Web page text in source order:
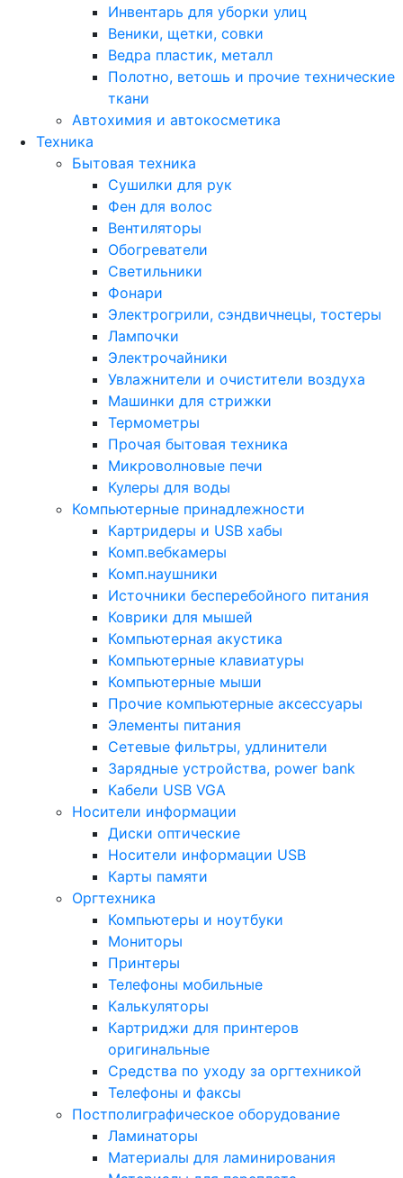
Инвентарь для уборки улиц
Веники, щетки, совки
Ведра пластик, металл
Полотно, ветошь и прочие технические
ткани
Автохимия и автокосметика
Техника
Бытовая техника
Сушилки для рук
Фен для волос
Вентиляторы
Обогреватели
Светильники
Фонари
Электрогрили, сэндвичнецы, тостеры
Лампочки
Электрочайники
Увлажнители и очистители воздуха
Машинки для стрижки
Термометры
Прочая бытовая техника
Микроволновые печи
Кулеры для воды
Компьютерные принадлежности
Картридеры и USB хабы
Комп.вебкамеры
Комп.наушники
Источники бесперебойного питания
Коврики для мышей
Компьютерная акустика
Компьютерные клавиатуры
Компьютерные мыши
Прочие компьютерные аксессуары
Элементы питания
Сетевые фильтры, удлинители
Зарядные устройства, power bank
Кабели USB VGA
Носители информации
Диски оптические
Носители информации USB
Карты памяти
Оргтехника
Компьютеры и ноутбуки
Мониторы
Принтеры
Телефоны мобильные
Калькуляторы
Картриджи для принтеров
оригинальные
Средства по уходу за оргтехникой
Телефоны и факсы
Постполиграфическое оборудование
Ламинаторы
Материалы для ламинирования